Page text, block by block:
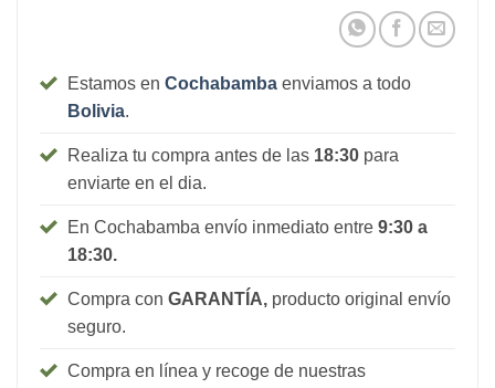
Estamos en Cochabamba enviamos a todo
Bolivia.
Realiza tu compra antes de las 18:30para
enviarte en el dia.
En Cochabamba envío inmediato entre 9:30 a
18:30.
Compra con GARANTÍA,producto original envío
seguro.
Compra en línea y recoge de nuestras